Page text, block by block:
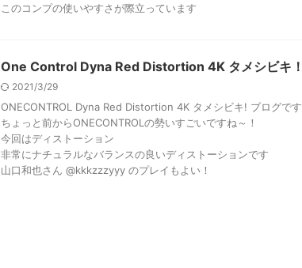
このコンプの使いやすさが際立っています
One Control Dyna Red Distortion 4K タメシビキ！
2021/3/29
ONECONTROL Dyna Red Distortion 4K タメシビキ! ブログです
ちょっと前からONECONTROLの勢いすごいですね～！
今回はディストーション
非常にナチュラルなバランスの良いディストーションです
山口和也さん @kkkzzzyyy のプレイもよい！